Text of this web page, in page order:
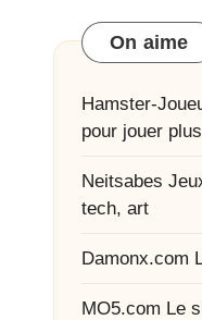
On aime
Hamster-
pour jouer
Neitsabes
tech, art
Damonx.com
MO5.com Le